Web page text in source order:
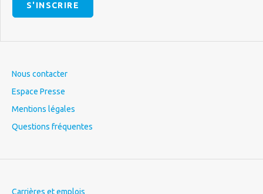
S'INSCRIRE
Nous contacter
Espace Presse
Mentions légales
Questions fréquentes
Carrières et emplois